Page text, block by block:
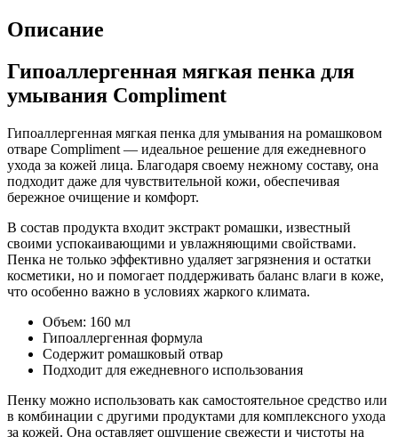
Описание
Гипоаллергенная мягкая пенка для
умывания Compliment
Гипоаллергенная мягкая пенка для умывания на ромашковом
отваре Compliment — идеальное решение для ежедневного
ухода за кожей лица. Благодаря своему нежному составу, она
подходит даже для чувствительной кожи, обеспечивая
бережное очищение и комфорт.
В состав продукта входит экстракт ромашки, известный
своими успокаивающими и увлажняющими свойствами.
Пенка не только эффективно удаляет загрязнения и остатки
косметики, но и помогает поддерживать баланс влаги в коже,
что особенно важно в условиях жаркого климата.
Объем: 160 мл
Гипоаллергенная формула
Содержит ромашковый отвар
Подходит для ежедневного использования
Пенку можно использовать как самостоятельное средство или
в комбинации с другими продуктами для комплексного ухода
за кожей. Она оставляет ощущение свежести и чистоты на